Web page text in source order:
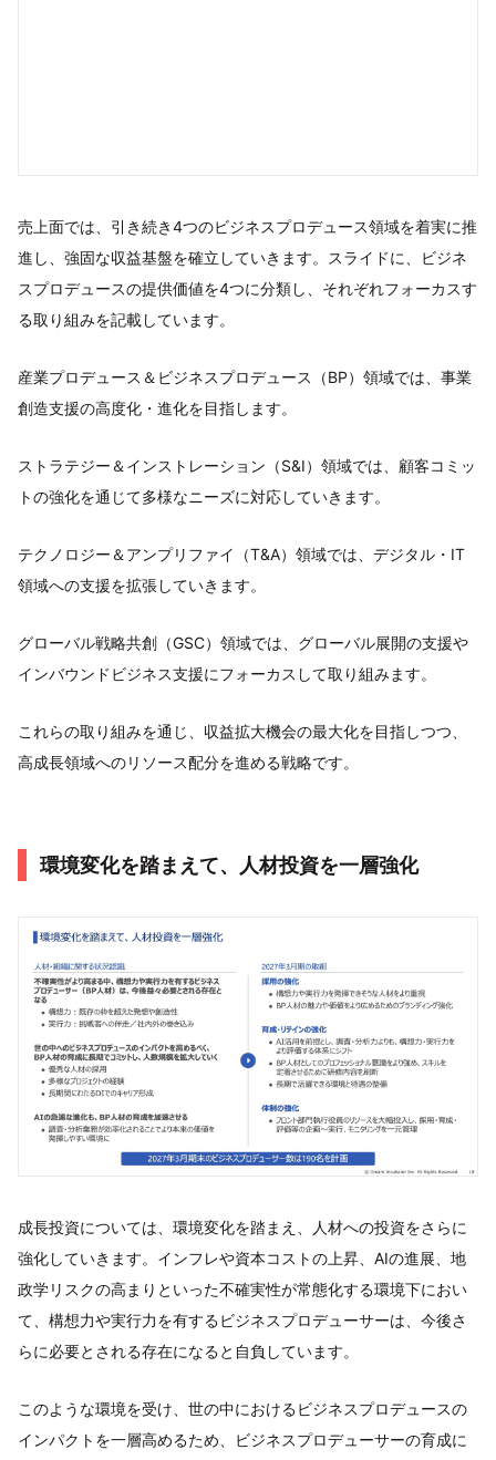
売上面では、引き続き4つのビジネスプロデュース領域を着実に推
進し、強固な収益基盤を確立していきます。スライドに、ビジネ
スプロデュースの提供価値を4つに分類し、それぞれフォーカスす
る取り組みを記載しています。
産業プロデュース＆ビジネスプロデュース（BP）領域では、事業
創造支援の高度化・進化を目指します。
ストラテジー＆インストレーション（S&I）領域では、顧客コミッ
トの強化を通じて多様なニーズに対応していきます。
テクノロジー＆アンプリファイ（T&A）領域では、デジタル・IT
領域への支援を拡張していきます。
グローバル戦略共創（GSC）領域では、グローバル展開の支援や
インバウンドビジネス支援にフォーカスして取り組みます。
これらの取り組みを通じ、収益拡大機会の最大化を目指しつつ、
高成長領域へのリソース配分を進める戦略です。
環境変化を踏まえて、人材投資を一層強化
成長投資については、環境変化を踏まえ、人材への投資をさらに
強化していきます。インフレや資本コストの上昇、AIの進展、地
政学リスクの高まりといった不確実性が常態化する環境下におい
て、構想力や実行力を有するビジネスプロデューサーは、今後さ
らに必要とされる存在になると自負しています。
このような環境を受け、世の中におけるビジネスプロデュースの
インパクトを一層高めるため、ビジネスプロデューサーの育成に